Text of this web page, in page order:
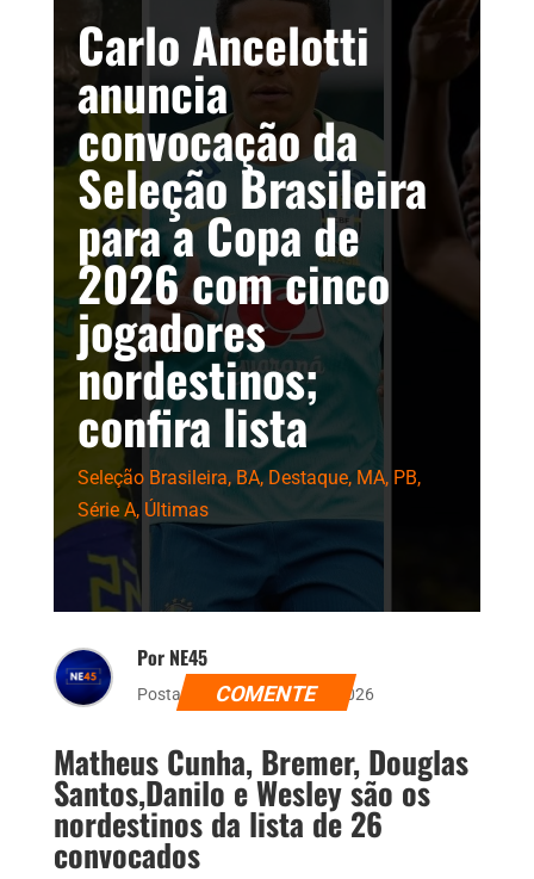
Carlo Ancelotti
anuncia
convocação da
Seleção Brasileira
para a Copa de
2026 com cinco
jogadores
nordestinos;
confira lista
Seleção Brasileira, BA,Destaque, MA, PB,
Série A, Últimas
Por NE45
Postado dia 18 de maio de 2026
COMENTE
Matheus Cunha, Bremer, Douglas
Santos,Danilo e Wesley são os
nordestinos da lista de 26
convocados